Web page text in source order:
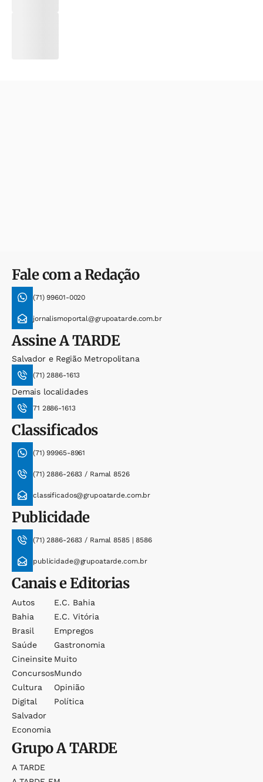
Fale com a Redação
(71) 99601-0020
jornalismoportal@grupoatarde.com.br
AssineA TARDE
Salvador e Região Metropolitana
(71) 2886-1613
Demais localidades
71 2886-1613
Classificados
(71) 99965-8961
(71) 2886-2683 / Ramal 8526
classificados@grupoatarde.com.br
Publicidade
(71) 2886-2683 / Ramal 8585 | 8586
publicidade@grupoatarde.com.br
Canais e Editorias
Autos
Bahia
Brasil
Saúde
Cineinsite
Concursos
Cultura
Digital
Salvador
Economia
E.c. Bahia
E.c. Vitória
Empregos
Gastronomia
Muito
Mundo
Opinião
Política
GrupoA TARDE
A TARDE